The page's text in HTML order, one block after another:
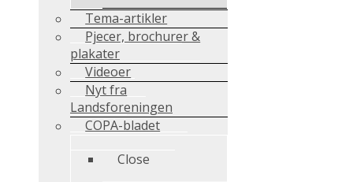
Tema-artikler
Pjecer, brochurer &
plakater
Videoer
Nyt fra
Landsforeningen
COPA-bladet
Close